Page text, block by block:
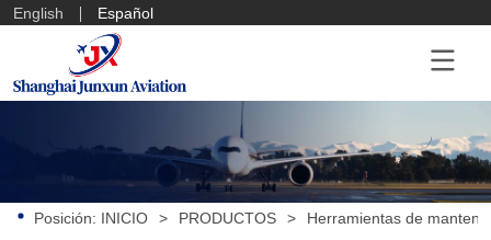
English Español
Posición: INICIO > PRODUCTOS > Herramientas de